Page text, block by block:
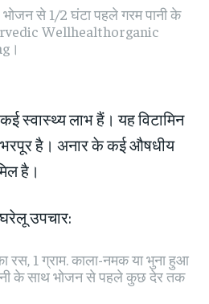
से 1/2 घंटा पहले गरम पानी के
Wellhealthorganic
स्वास्थ्य लाभ हैं। यह विटामिन
है। अनार के कई औषधीय
है।
उपचार:
रस, 1 ग्राम. काला-नमक या भुना हुआ
के साथ भोजन से पहले कुछ देर तक